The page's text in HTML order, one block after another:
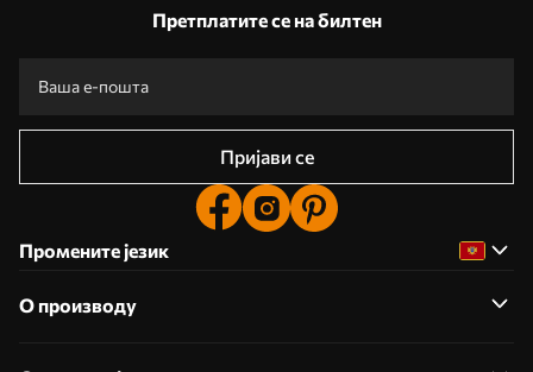
Претплатите се на билтен
Пријави се
Промените језик
О производу